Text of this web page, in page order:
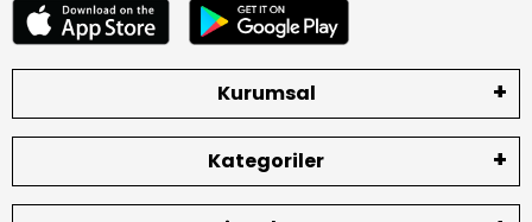
Kurumsal
Kategoriler